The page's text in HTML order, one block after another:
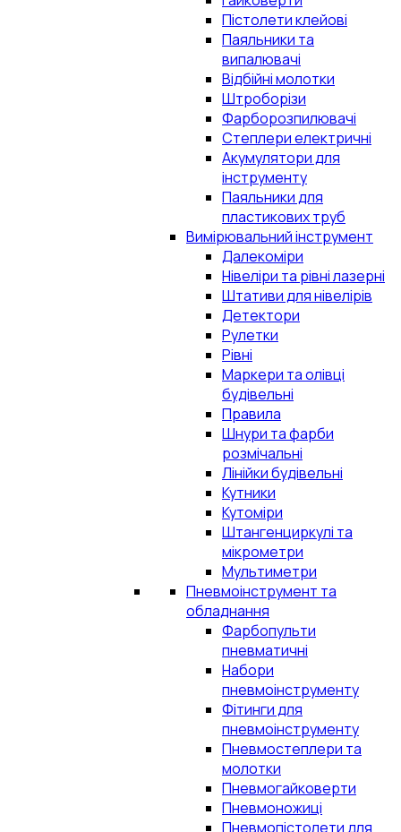
Пістолети клейові
Паяльники та
випалювачі
Відбійні молотки
Штроборізи
Фарборозпилювачі
Степлери електричні
Акумулятори для
інструменту
Паяльники для
пластикових труб
Вимірювальний інструмент
Далекоміри
Нівеліри та рівні лазерні
Штативи для нівелірів
Детектори
Рулетки
Рівні
Маркери та олівці
будівельні
Правила
Шнури та фарби
розмічальні
Лінійки будівельні
Кутники
Кутоміри
Штангенциркулі та
мікрометри
Мультиметри
Пневмоінструмент та
обладнання
Фарбопульти
пневматичні
Набори
пневмоінструменту
Фітинги для
пневмоінструменту
Пневмостеплери та
молотки
Пневмогайковерти
Пневмоножиці
Пневмопістолети для